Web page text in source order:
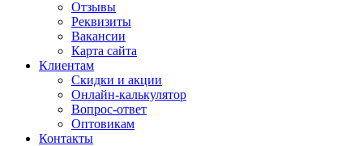
Отзывы
Реквизиты
Вакансии
Карта сайта
Клиентам
Скидки и акции
Онлайн-калькулятор
Вопрос-ответ
Оптовикам
Контакты